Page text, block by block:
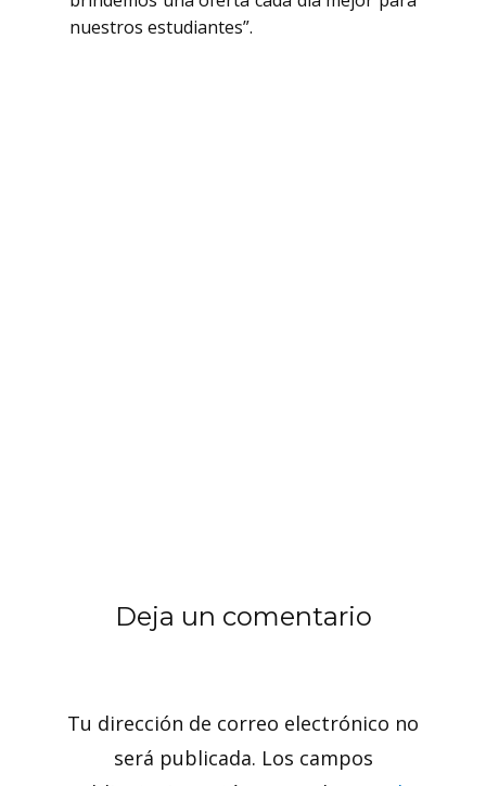
nuestros estudiantes”.
Deja un comentario
Tu dirección de correo electrónico no
será publicada. Los campos